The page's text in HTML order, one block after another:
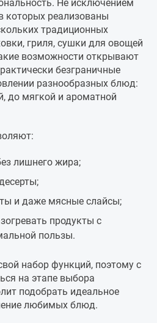
Не исключением
которых реализованы
традиционных
гриля, сушки для овощей
возможности открывают
безграничные
разнообразных блюд:
до мягкой и ароматной
лишнего жира;
и даже мясные слайсы;
продукты с
пользы.
набор функций, поэтому с
на этапе выбора
подобрать идеальное
любимых блюд.